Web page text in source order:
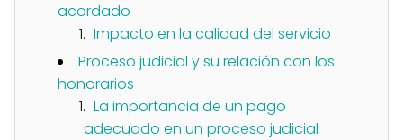
acordado
Impacto en la calidad del servicio
Proceso judicial y su relación con los
honorarios
La importancia de un pago
adecuado en un proceso judicial